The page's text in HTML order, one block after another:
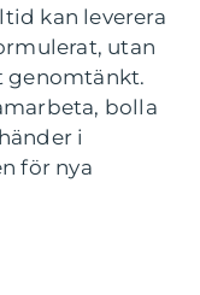
kan leverera
utan
genomtänkt.
bolla
i
för nya